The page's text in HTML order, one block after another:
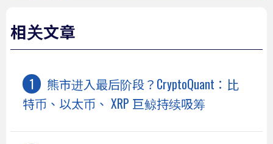
相关文章
熊市进入最后阶段？CryptoQuant：比
特币、以太币、 XRP 巨鲸持续吸筹